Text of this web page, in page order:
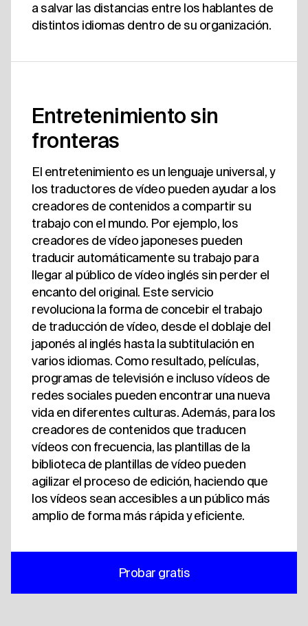
a salvar las distancias entre los hablantes de
distintos idiomas dentro de su organización.
Entretenimiento sin
fronteras
El entretenimiento es un lenguaje universal, y
los traductores de vídeo pueden ayudar a los
creadores de contenidos a compartir su
trabajo con el mundo. Por ejemplo, los
creadores de vídeo japoneses pueden
traducir automáticamente su trabajo para
llegar al público de vídeo inglés sin perder el
encanto del original. Este servicio
revoluciona la forma de concebir el trabajo
de traducción de vídeo, desde el doblaje del
japonés al inglés hasta la subtitulación en
varios idiomas. Como resultado, películas,
programas de televisión e incluso vídeos de
redes sociales pueden encontrar una nueva
vida en diferentes culturas. Además, para los
creadores de contenidos que traducen
vídeos con frecuencia, las plantillas de la
biblioteca de plantillas de vídeo pueden
agilizar el proceso de edición, haciendo que
los vídeos sean accesibles a un público más
amplio de forma más rápida y eficiente.
Probar gratis